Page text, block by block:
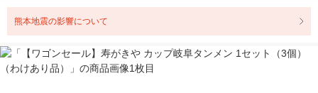
熊本地震の影響について